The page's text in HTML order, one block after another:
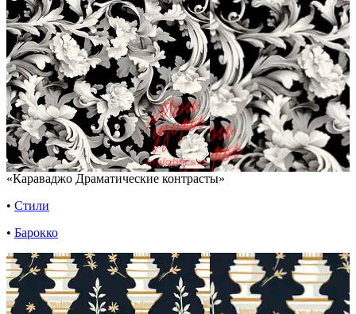
«Караваджо Драматические контрасты»
• Стили
• Барокко